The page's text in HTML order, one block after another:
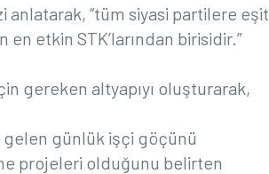
anlatarak, “tüm siyasi partilere eşit
en etkin STK’larından birisidir.”
gereken altyapıyı oluşturarak,
gelen günlük işçi göçünü
projeleri olduğunu belirten